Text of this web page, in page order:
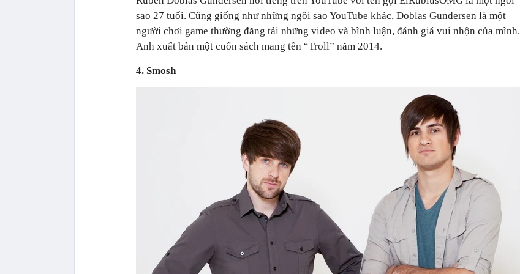
sao 27 tuổi. Cũng giống như những ngôi sao YouTube khác, Doblas Gundersen là một
người chơi game thường đăng tải những video và bình luận, đánh giá vui nhộn của mình.
Anh xuất bản một cuốn sách mang tên “Troll” năm 2014.
4. Smosh